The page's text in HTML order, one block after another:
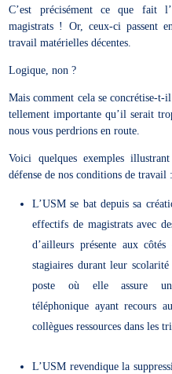
C’est précisément ce que fait
magistrats ! Or, ceux-ci passent
travail matérielles décentes.
Logique, non ?
Mais comment cela se concrétise-t-
tellement importante qu’il serait
nous vous perdrions en route.
Voici quelques exemples
défense de nos conditions de travail :
L’USM se bat depuis sa
effectifs de magistrats avec
d’ailleurs présente aux
stagiaires durant leur
poste où elle assure
téléphonique ayant recours
collègues ressources dans les
L’USM revendique la